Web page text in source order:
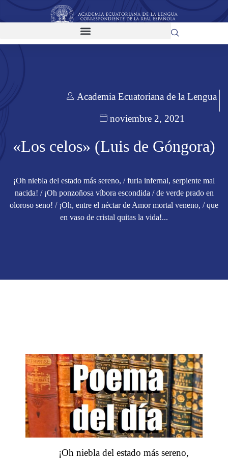
Academia Ecuatoriana de la Lengua
noviembre 2, 2021
«Los celos» (Luis de Góngora)
¡Oh niebla del estado más sereno, / furia infernal, serpiente mal
nacida! / ¡Oh ponzoñosa víbora escondida / de verde prado en
oloroso seno! / ¡Oh, entre el néctar de Amor mortal veneno, / que
en vaso de cristal quitas la vida!...
¡Oh niebla del estado más sereno,